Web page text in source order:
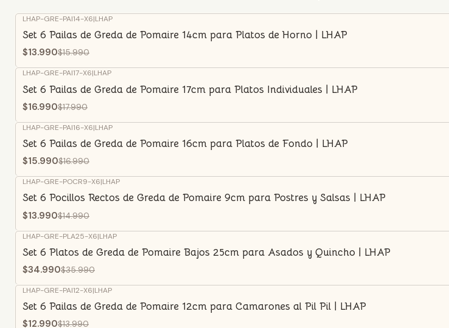
-13% OFF
LHAP-GRE-PAI14-X6|LHAP
Set 6 Pailas de Greda de Pomaire 14cm para Platos de Horno | LHAP
$13.990$15.990
-6% OFF
LHAP-GRE-PAI17-X6|LHAP
Set 6 Pailas de Greda de Pomaire 17cm para Platos Individuales | LHAP
$16.990$17.990
-6% OFF
LHAP-GRE-PAI16-X6|LHAP
Set 6 Pailas de Greda de Pomaire 16cm para Platos de Fondo | LHAP
$15.990$16.990
-7% OFF
LHAP-GRE-POCR9-X6|LHAP
Set 6 Pocillos Rectos de Greda de Pomaire 9cm para Postres y Salsas | LHAP
$13.990$14.990
-3% OFF
LHAP-GRE-PLA25-X6|LHAP
Set 6 Platos de Greda de Pomaire Bajos 25cm para Asados y Quincho | LHAP
$34.990$35.990
-7% OFF
LHAP-GRE-PAI12-X6|LHAP
Set 6 Pailas de Greda de Pomaire 12cm para Camarones al Pil Pil | LHAP
$12.990$13.990